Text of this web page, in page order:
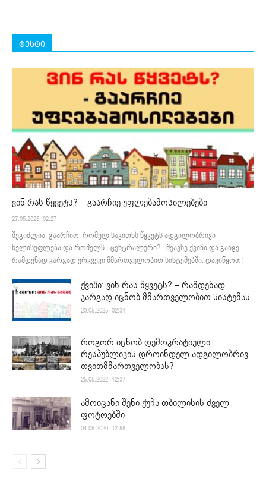
ტესტი
ვინ რას წყვეტს? – გაარჩიე უფლებამოსილებები
27.05.2025. 02:27
შეგიძლია, გაარჩიო, რომელ საკითხს წყვეტს ადგილობრივი
ხელისუფლება და რომელს - ცენტრალური? - შეავსე ქვიზი და გაიგე,
რამდენად კარგად ერკვევი მმართველობით სისტემებში. დავიწყოთ!
ქვიზი: ვინ რას წყვეტს? – რამდენად
კარგად იცნობ მმართველობით სისტემას
20.05.2025. 02:31
როგორ იცნობ დემოკრატიული
რესპუბლიკის დროინდელ ადგილობრივ
თვითმმართველობას?
25.05.2022. 12:37
ამოიცანი შენი ქუჩა თბილისის ძველ
ფოტოებში
04.05.2020. 12:58